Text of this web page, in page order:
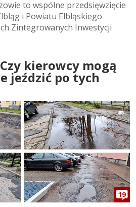
to wspólne przedsięwzięcie
i Powiatu Elbląskiego
Zintegrowanych Inwestycji
kierowcy mogą
jeździć po tych
19